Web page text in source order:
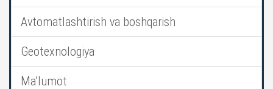
Avtomatlashtirish va boshqarish
Geotexnologiya
Ma’lumot